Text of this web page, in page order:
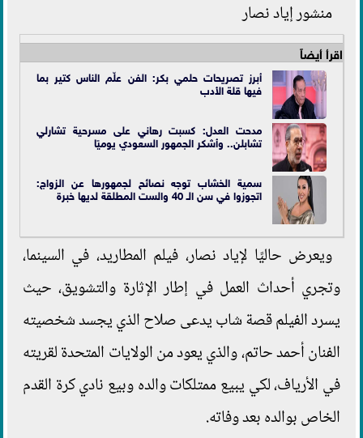
منشور إياد نصار
اقرأ أيضاً
أبرز تصريحات حلمي بكر: الفن علّم الناس كتير بما
فيها قلة الأدب
مدحت العدل: كسبت رهاني على مسرحية تشارلي
تشابلن.. وأشكر الجمهور السعودي يوميًا
سمية الخشاب توجه نصائح لجمهورها عن الزواج:
اتجوزوا في سن الـ 40 والست المطلقة لديها خبرة
ويعرض حاليًا لإياد نصار، فيلم المطاريد، في السينما،
وتجري أحداث العمل في إطار الإثارة والتشويق، حيث
يسرد الفيلم قصة شاب يدعى صلاح الذي يجسد شخصيته
الفنان أحمد حاتم، والذي يعود من الولايات المتحدة لقريته
في الأرياف، لكي يبيع ممتلكات والده وبيع نادي كرة القدم
الخاص بوالده بعد وفاته.